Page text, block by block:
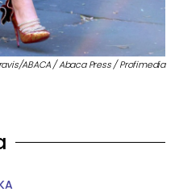
ABACA / Abaca Press / Profimedia